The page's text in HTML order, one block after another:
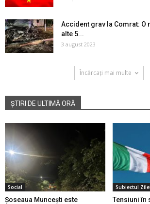
Accident grav la Comrat: O
alte 5...
3 august 2023
Încărcați mai multe
ȘTIRI DE ULTIMĂ ORĂ
Social
Șoseaua Muncești este
Subiectul Zilei
Tensiuni în